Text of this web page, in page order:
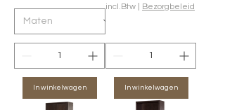
In winkelwagen
incl.Btw Bezorgbeleid
In winkelwagen